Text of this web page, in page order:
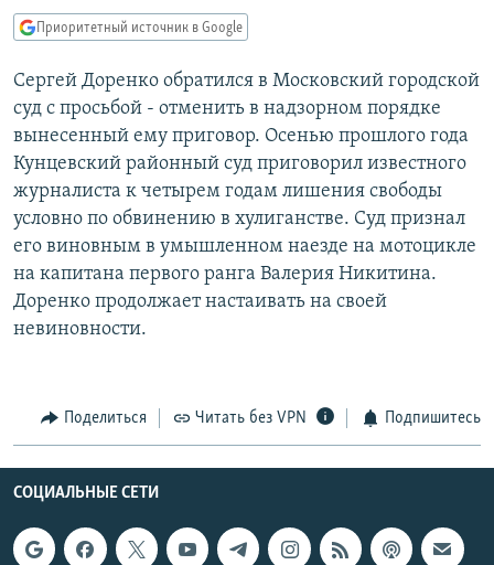
поиску
СЕВЕР.РЕАЛИИ
РАСПИСАНИЕ ВЕЩАНИЯ
ПОДПИШИТЕСЬ НА РАССЫЛКУ
СОЦИАЛЬНЫЕ СЕТИ
Все сайты РСЕ/РС
Приоритетный источник в Google
Сергей Доренко обратился в Московский городской
суд с просьбой - отменить в надзорном порядке
вынесенный ему приговор. Осенью прошлого года
Кунцевский районный суд приговорил известного
журналиста к четырем годам лишения свободы
условно по обвинению в хулиганстве. Суд признал
его виновным в умышленном наезде на мотоцикле
на капитана первого ранга Валерия Никитина.
Доренко продолжает настаивать на своей
невиновности.
Поделиться Читать без VPN Подпишитесь
СОЦИАЛЬНЫЕ СЕТИ